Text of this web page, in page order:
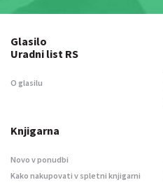
Glasilo
Uradni list RS
O glasilu
Knjigarna
Novo v ponudbi
Kako nakupovati v spletni knjigarni